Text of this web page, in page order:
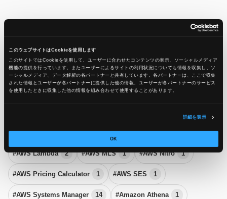
このウェブサイトはCookieを使用します
このサイトではCookieを使用して、ユーザーに合わせたコンテンツの表示、ソーシャルメディア
機能の提供を行っています。またユーザーによるサイトの利用状況についても情報を収集し、ソ
ーシャルメディア、データ解析の各パートナーと共有しています。各パートナーは、ここで収集
された情報とユーザーが各パートナーに提供した他の情報、ユーザーが各パートナーのサービス
を使用したときに収集した他の情報を組み合わせて使用​​することがあります。
詳細を表示
OK
タグから探す
AWS
#AWS CodeBuild 1 #AWS Graviton 1 #AWS Health 2
#AWS Lambda 2 #AWS MLS 1 #AWS Nitro 1
#AWS Pricing Calculator 1 #AWS SES 1
#AWS Systems Manager 14 #Amazon Athena 1